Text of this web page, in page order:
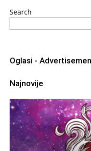
Search
Oglasi -
Najnovije